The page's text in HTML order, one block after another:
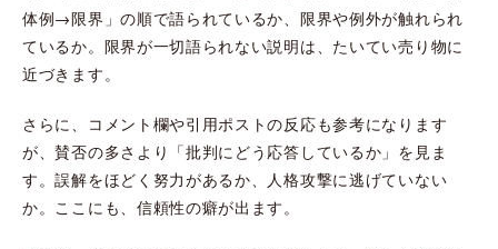
体例→限界」の順で語られているか、限界や例外が触れられ
ているか。限界が一切語られない説明は、たいてい売り物に
近づきます。
さらに、コメント欄や引用ポストの反応も参考になります
が、賛否の多さより「批判にどう応答しているか」を見ま
す。誤解をほどく努力があるか、人格攻撃に逃げていない
か。ここにも、信頼性の癖が出ます。